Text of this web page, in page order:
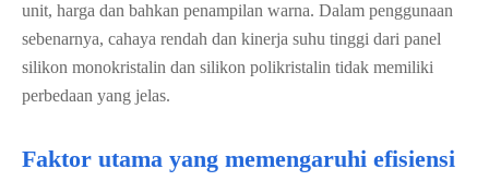
unit, harga dan bahkan penampilan warna. Dalam penggunaan
sebenarnya, cahaya rendah dan kinerja suhu tinggi dari panel
silikon monokristalin dan silikon polikristalin tidak memiliki
perbedaan yang jelas.
Faktor utama yang memengaruhi efisiensi